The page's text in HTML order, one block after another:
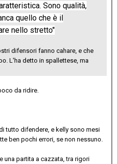
Sono qualità,
quello che è il
nello stretto"
difensori fanno cahare, e che
L'ha detto in spallettese, ma
da ridire.
tutto difendere, e kelly sono mesi
ben pochi errori, se non nessuno.
una partita a cazzata, tra rigori